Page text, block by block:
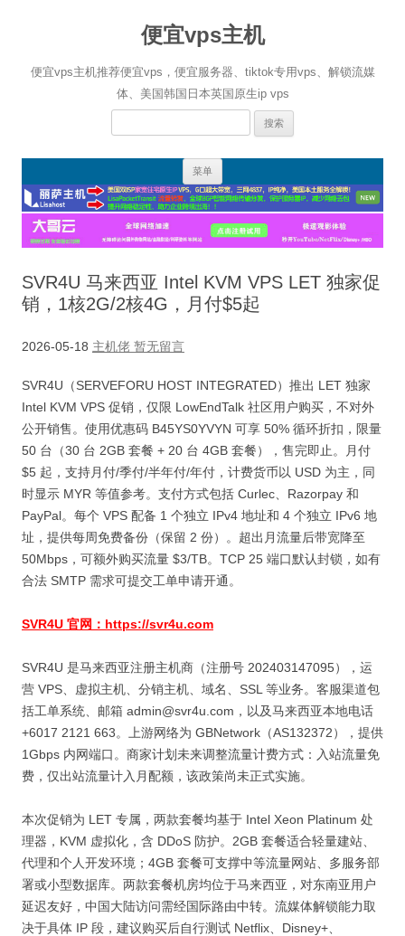
便宜vps主机
便宜vps主机推荐便宜vps，便宜服务器、tiktok专用vps、解锁流媒
体、美国韩国日本英国原生ip vps
搜
菜单
正
文
SVR4U 马来西亚 Intel KVM VPS LET 独家促
销，1核2G/2核4G，月付$5起
2026-05-18 主机佬 暂无留言
SVR4U（SERVEFORU HOST INTEGRATED）推出 LET 独家
Intel KVM VPS 促销，仅限 LowEndTalk 社区用户购买，不对外
公开销售。使用优惠码 B45YS0YVYN 可享 50% 循环折扣，限量
50 台（30 台 2GB 套餐 + 20 台 4GB 套餐），售完即止。月付
$5 起，支持月付/季付/半年付/年付，计费货币以 USD 为主，同
时显示 MYR 等值参考。支付方式包括 Curlec、Razorpay 和
PayPal。每个 VPS 配备 1 个独立 IPv4 地址和 4 个独立 IPv6 地
址，提供每周免费备份（保留 2 份）。超出月流量后带宽降至
50Mbps，可额外购买流量 $3/TB。TCP 25 端口默认封锁，如有
合法 SMTP 需求可提交工单申请开通。
SVR4U 官网：https://svr4u.com
SVR4U 是马来西亚注册主机商（注册号 202403147095），运
营 VPS、虚拟主机、分销主机、域名、SSL 等业务。客服渠道包
括工单系统、邮箱 admin@svr4u.com，以及马来西亚本地电话
+6017 2121 663。上游网络为 GBNetwork（AS132372），提供
1Gbps 内网端口。商家计划未来调整流量计费方式：入站流量免
费，仅出站流量计入月配额，该政策尚未正式实施。
本次促销为 LET 专属，两款套餐均基于 Intel Xeon Platinum 处
理器，KVM 虚拟化，含 DDoS 防护。2GB 套餐适合轻量建站、
代理和个人开发环境；4GB 套餐可支撑中等流量网站、多服务部
署或小型数据库。两款套餐机房均位于马来西亚，对东南亚用户
延迟友好，中国大陆访问需经国际路由中转。流媒体解锁能力取
决于具体 IP 段，建议购买后自行测试 Netflix、Disney+、